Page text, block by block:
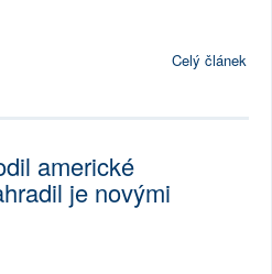
Celý článek
americké
je novými